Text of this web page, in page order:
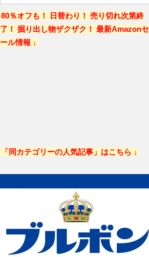
80％オフも！ 日替わり！ 売り切れ次第終
了！ 掘り出し物ザクザク！ 最新Amazonセ
ール情報 ↓
「同カテゴリーの人気記事」はこちら ↓